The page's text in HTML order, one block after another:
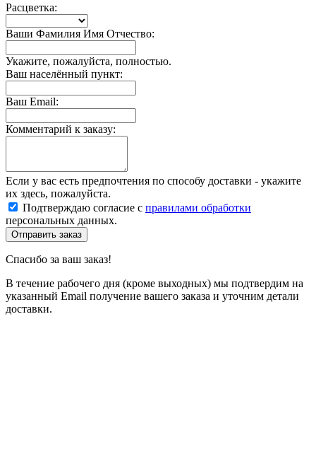
Расцветка:
Ваши Фамилия Имя Отчество:
Укажите, пожалуйста, полностью.
Ваш населённый пункт:
Ваш Email:
Комментарий к заказу:
Если у вас есть предпочтения по способу доставки - укажите
их здесь, пожалуйста.
Подтверждаю согласие с правилами обработки
персональных данных.
Отправить заказ
Спасибо за ваш заказ!
В течение рабочего дня (кроме выходных) мы подтвердим на
указанный Email получение вашего заказа и уточним детали
доставки.